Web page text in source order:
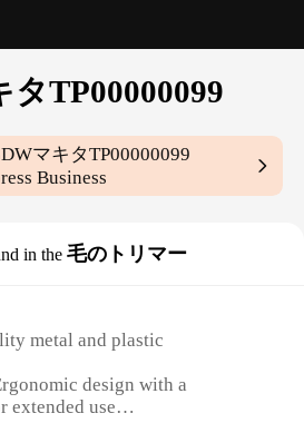
タTP00000099
マキタTP00000099
Business
in the 毛のトリマー
metal and plastic
design with a
extended use